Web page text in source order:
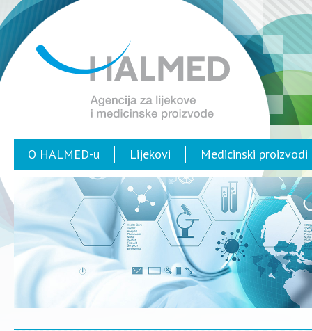
O HALMED-u Lijekovi Medicinski proizvodi